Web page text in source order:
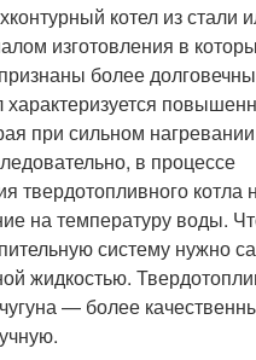
котел из стали
изготовления в
более
при сильном нагревании
в процессе
твердотопливного котла
на температуру воды.
систему нужно
жидкостью.
— более